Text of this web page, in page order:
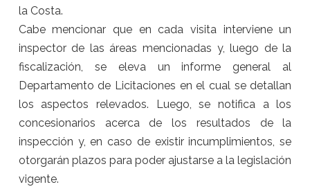
la Costa.
Cabe mencionar que en cada visita interviene un
inspector de las áreas mencionadas y, luego de la
fiscalización, se eleva un informe general al
Departamento de Licitaciones en el cual se detallan
los aspectos relevados. Luego, se notifica a los
concesionarios acerca de los resultados de la
inspección y, en caso de existir incumplimientos, se
otorgarán plazos para poder ajustarse a la legislación
vigente.